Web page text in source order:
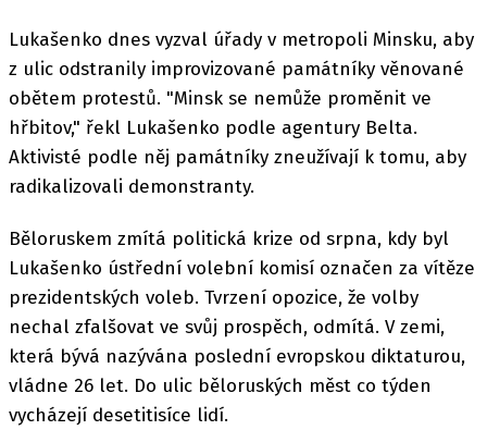
Lukašenko dnes vyzval úřady v metropoli Minsku, aby
z ulic odstranily improvizované památníky věnované
obětem protestů. "Minsk se nemůže proměnit ve
hřbitov," řekl Lukašenko podle agentury Belta.
Aktivisté podle něj památníky zneužívají k tomu, aby
radikalizovali demonstranty.
Běloruskem zmítá politická krize od srpna, kdy byl
Lukašenko ústřední volební komisí označen za vítěze
prezidentských voleb. Tvrzení opozice, že volby
nechal zfalšovat ve svůj prospěch, odmítá. V zemi,
která bývá nazývána poslední evropskou diktaturou,
vládne 26 let. Do ulic běloruských měst co týden
vycházejí desetitisíce lidí.